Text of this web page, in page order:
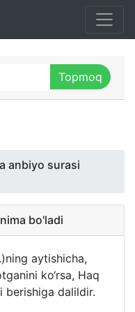
anbiyo surasi
bo'ladi
aytishicha,
ko‘rsa, Haq
berishiga dalildir.